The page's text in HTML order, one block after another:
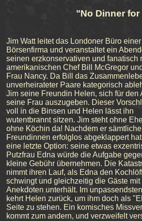
"No Dinner
Jim Watt leitet das Londoner Büro einer
Börsenfirma und veranstaltet ein
seinen erzkonservativen und fanatisch
amerikanischen Chef Bill McGregor
Frau Nancy. Da Bill das
unverheirateter Paare kategorisch
Jim seine Freundin Helen, sich für den
seine Frau auszugeben. Dieser
voll in die Binsen und Helen lässt ihn
wutentbrannt sitzen. Jim steht ohne
ohne Köchin da! Nachdem er
Freundinnen erfolglos abgeklappert
eine letzte Option: seine etwas
Putzfrau Edna würde die Aufgabe
kleine Gebühr übernehmen. Die
nimmt ihren Lauf, als Edna den
schwingt und gleichzeitig die Gäste mit
Anekdoten unterhält. Im
kehrt Helen zurück, um ihm doch als
Seite zu stehen. Ein komisches
kommt zum andern, und verzweifelt